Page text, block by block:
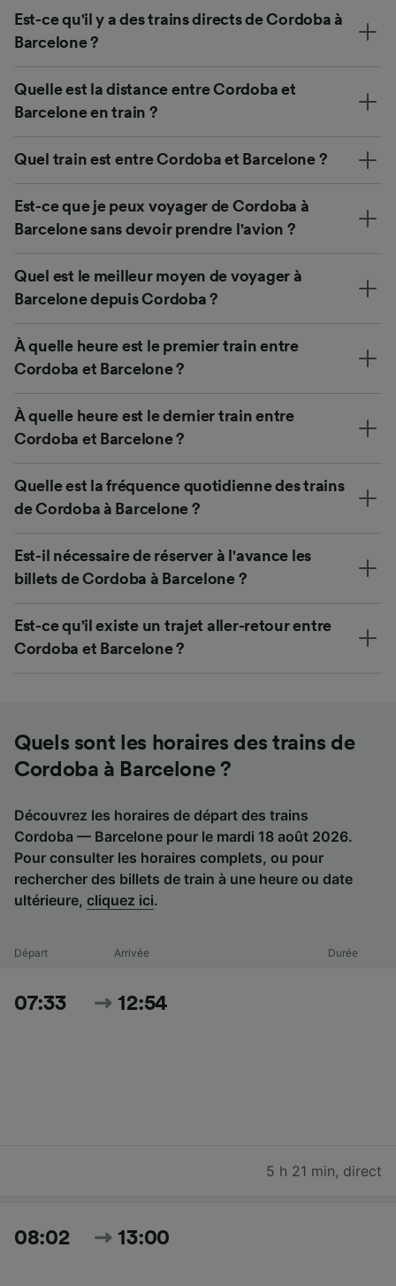
Est-ce qu'il y a des trains directs de Cordoba à
Barcelone ?
Quelle est la distance entre Cordoba et
Barcelone en train ?
Quel train est entre Cordoba et Barcelone ?
Est-ce que je peux voyager de Cordoba à
Barcelone sans devoir prendre l'avion ?
Quel est le meilleur moyen de voyager à
Barcelone depuis Cordoba ?
À quelle heure est le premier train entre
Cordoba et Barcelone ?
À quelle heure est le dernier train entre
Cordoba et Barcelone ?
Quelle est la fréquence quotidienne des trains
de Cordoba à Barcelone ?
Est-il nécessaire de réserver à l'avance les
billets de Cordoba à Barcelone ?
Est-ce qu'il existe un trajet aller-retour entre
Cordoba et Barcelone ?
Quels sont les horaires des trains de
Cordoba à Barcelone ?
Découvrez les horaires de départ des trains
Cordoba — Barcelone pour le mardi 18 août 2026.
Pour consulter les horaires complets, ou pour
rechercher des billets de train à une heure ou date
ultérieure, cliquez ici.
Départ Arrivée Durée
07:33 12:54
5 h 21 min, direct
08:02 13:00